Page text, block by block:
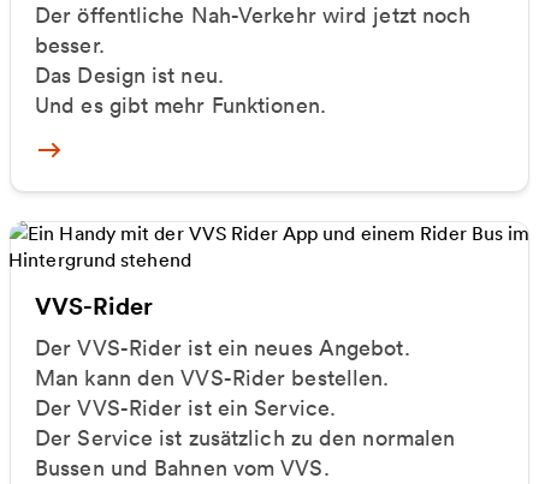
Der öffentliche Nah-Verkehr wird jetzt noch
besser.
Das Design ist neu.
Und es gibt mehr Funktionen.
VVS Mobil
VVS-Rider
Der VVS-Rider ist ein neues Angebot.
Man kann den VVS-Rider bestellen.
Der VVS-Rider ist ein Service.
Der Service ist zusätzlich zu den normalen
Bussen und Bahnen vom VVS.